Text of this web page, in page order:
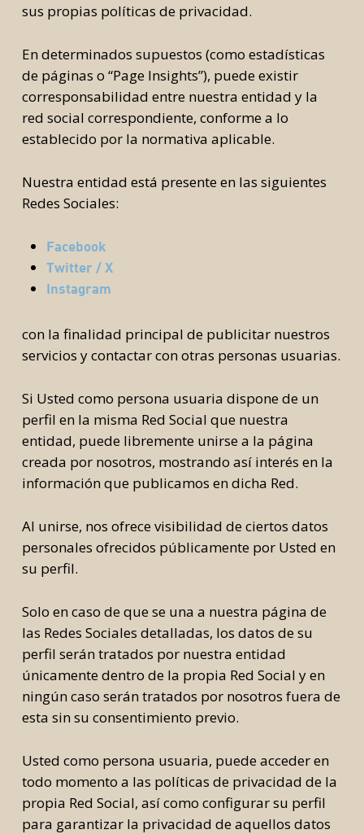
sus propias políticas de privacidad.
En determinados supuestos (como estadísticas
de páginas o “Page Insights”), puede existir
corresponsabilidad entre nuestra entidad y la
red social correspondiente, conforme a lo
establecido por la normativa aplicable.
Nuestra entidad está presente en las siguientes
Redes Sociales:
Facebook
Twitter / X
Instagram
con la finalidad principal de publicitar nuestros
servicios y contactar con otras personas usuarias.
Si Usted como persona usuaria dispone de un
perfil en la misma Red Social que nuestra
entidad, puede libremente unirse a la página
creada por nosotros, mostrando así interés en la
información que publicamos en dicha Red.
Al unirse, nos ofrece visibilidad de ciertos datos
personales ofrecidos públicamente por Usted en
su perfil.
Solo en caso de que se una a nuestra página de
las Redes Sociales detalladas, los datos de su
perfil serán tratados por nuestra entidad
únicamente dentro de la propia Red Social y en
ningún caso serán tratados por nosotros fuera de
esta sin su consentimiento previo.
Usted como persona usuaria, puede acceder en
todo momento a las políticas de privacidad de la
propia Red Social, así como configurar su perfil
para garantizar la privacidad de aquellos datos